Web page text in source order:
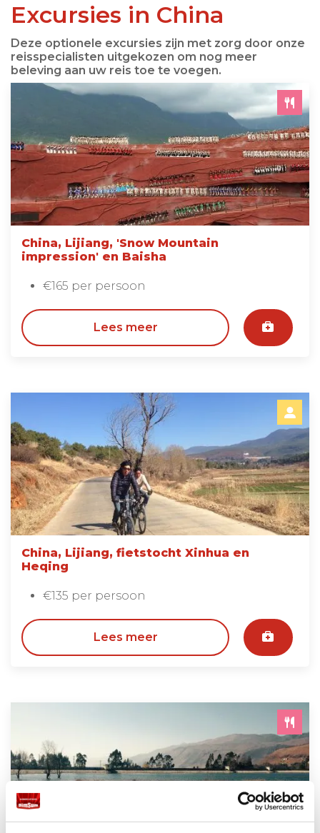
Excursies in China
Deze optionele excursies zijn met zorg door onze
reisspecialisten uitgekozen om nog meer
beleving aan uw reis toe te voegen.
China, Lijiang, 'Snow Mountain
impression' en Baisha
€165 per persoon
Lees meer
China, Lijiang, fietstocht Xinhua en
Heqing
€135 per persoon
Lees meer